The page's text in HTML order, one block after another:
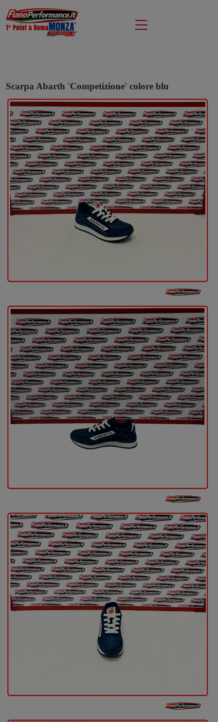
Scarpa Abarth 'Competizione' colore blu